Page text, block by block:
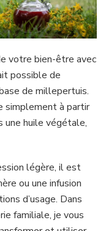
votre bien-être avec
possible de
de millepertuis.
simplement à partir
une huile végétale,
légère, il est
ou une infusion
d’usage. Dans
familiale, je vous